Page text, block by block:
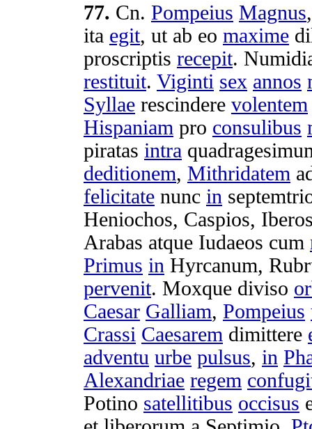
77. Cn. Pompeius Magnus
ita egit, ut ab eo maxime
proscriptis recepit.
restituit. Viginti sex annos
Syllae rescindere volentem
Hispaniam pro consulibus
piratas intra
deditionem, Mithridatem
felicitate nunc in
Heniochos, Caspios,
Arabas atque Iudaeos cum
Primus in Hyrcanum,
pervenit. Moxque diviso
Caesar Galliam, Pompeius
Crassi Caesarem dimittere
adventu urbe pulsus, in
Alexandriae regem
Potino satellitibus occisus